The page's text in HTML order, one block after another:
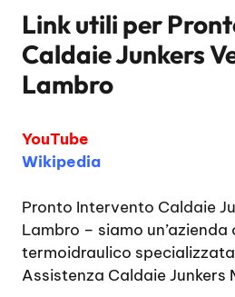
Link utili per
Caldaie Junkers
Lambro
YouTube
Wikipedia
Pronto Intervento Caldaie
Lambro – siamo
termoidraulico
Assistenza Caldaie Junkers